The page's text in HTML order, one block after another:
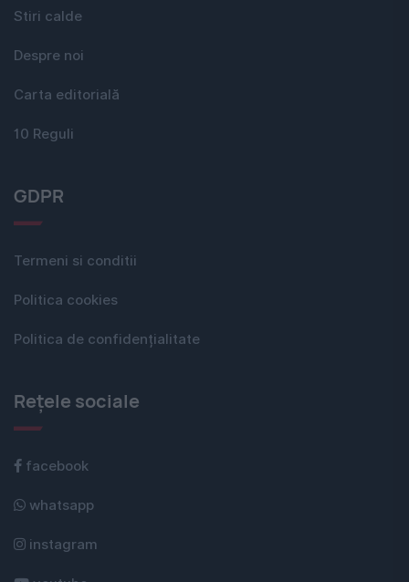
Stiri calde
Despre noi
Carta editorială
10 Reguli
GDPR
Termeni si conditii
Politica cookies
Politica de confidențialitate
Rețele sociale
facebook
whatsapp
instagram